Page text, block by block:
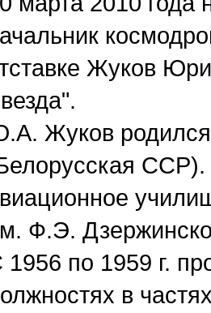
Жуков
Жуков
Ф.Э.
1956 по 1959 г.
в